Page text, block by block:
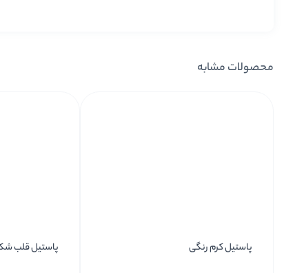
محصولات مشابه
پاستیل کرم رنگی پاستیل قلب